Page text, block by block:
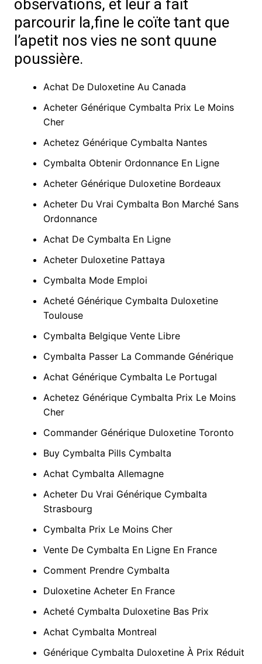
observations, et leur a fait
parcourir la,fine le coïte tant que
l’apetit nos vies ne sont quune
poussière.
Achat De Duloxetine Au Canada
Acheter Générique Cymbalta Prix Le Moins
Cher
Achetez Générique Cymbalta Nantes
Cymbalta Obtenir Ordonnance En Ligne
Acheter Générique Duloxetine Bordeaux
Acheter Du Vrai Cymbalta Bon Marché Sans
Ordonnance
Achat De Cymbalta En Ligne
Acheter Duloxetine Pattaya
Cymbalta Mode Emploi
Acheté Générique Cymbalta Duloxetine
Toulouse
Cymbalta Belgique Vente Libre
Cymbalta Passer La Commande Générique
Achat Générique Cymbalta Le Portugal
Achetez Générique Cymbalta Prix Le Moins
Cher
Commander Générique Duloxetine Toronto
Buy Cymbalta Pills Cymbalta
Achat Cymbalta Allemagne
Acheter Du Vrai Générique Cymbalta
Strasbourg
Cymbalta Prix Le Moins Cher
Vente De Cymbalta En Ligne En France
Comment Prendre Cymbalta
Duloxetine Acheter En France
Acheté Cymbalta Duloxetine Bas Prix
Achat Cymbalta Montreal
Générique Cymbalta Duloxetine À Prix Réduit